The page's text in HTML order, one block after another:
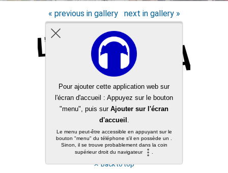
« previous in gallery next in gallery »
Back to top